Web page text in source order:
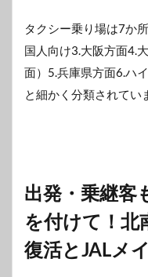
タクシー乗り場は7か
国人向け3.大阪方面4.
面）5.兵庫県方面6.ハ
と細かく分類されてい
出発・乗継客
を付けて！北
復活とJALメ